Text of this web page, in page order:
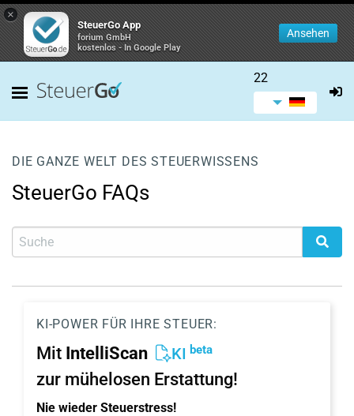
×
SteuerGo App
forium GmbH
kostenlos - In Google Play
Ansehen
22
DIE GANZE WELT DES STEUERWISSENS
SteuerGo FAQs
KI-POWER FÜR IHRE STEUER:
Mit IntelliScan KI beta
zur mühelosen Erstattung!
Nie wieder Steuerstress!